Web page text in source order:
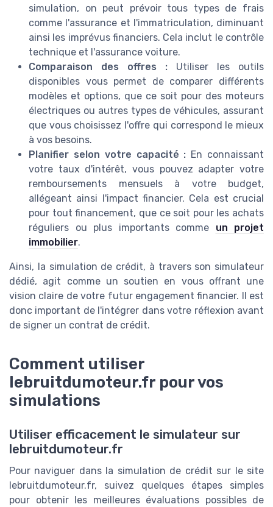
simulation, on peut prévoir tous types de frais
comme l'assurance et l'immatriculation, diminuant
ainsi les imprévus financiers. Cela inclut le contrôle
technique et l'assurance voiture.
Comparaison des offres : Utiliser les outils
disponibles vous permet de comparer différents
modèles et options, que ce soit pour des moteurs
électriques ou autres types de véhicules, assurant
que vous choisissez l'offre qui correspond le mieux
à vos besoins.
Planifier selon votre capacité : En connaissant
votre taux d'intérêt, vous pouvez adapter votre
remboursements mensuels à votre budget,
allégeant ainsi l'impact financier. Cela est crucial
pour tout financement, que ce soit pour les achats
réguliers ou plus importants comme un projet
immobilier.
Ainsi, la simulation de crédit, à travers son simulateur
dédié, agit comme un soutien en vous offrant une
vision claire de votre futur engagement financier. Il est
donc important de l'intégrer dans votre réflexion avant
de signer un contrat de crédit.
Comment utiliser
lebruitdumoteur.fr pour vos
simulations
Utiliser efficacement le simulateur sur
lebruitdumoteur.fr
Pour naviguer dans la simulation de crédit sur le site
lebruitdumoteur.fr, suivez quelques étapes simples
pour obtenir les meilleures évaluations possibles de